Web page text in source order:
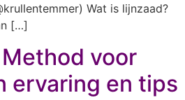
Wat is lijnzaad?
[…]
voor
ervaring en tips